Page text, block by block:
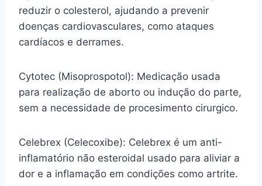
reduzir o colesterol, ajudando a prevenir
doenças cardiovasculares, como ataques
cardíacos e derrames.
Cytotec (Misoprospotol): Medicação usada
para realização de aborto ou indução do parte,
sem a necessidade de procesimento cirurgico.
Celebrex (Celecoxibe): Celebrex é um anti-
inflamatório não esteroidal usado para aliviar a
dor e a inflamação em condições como artrite.